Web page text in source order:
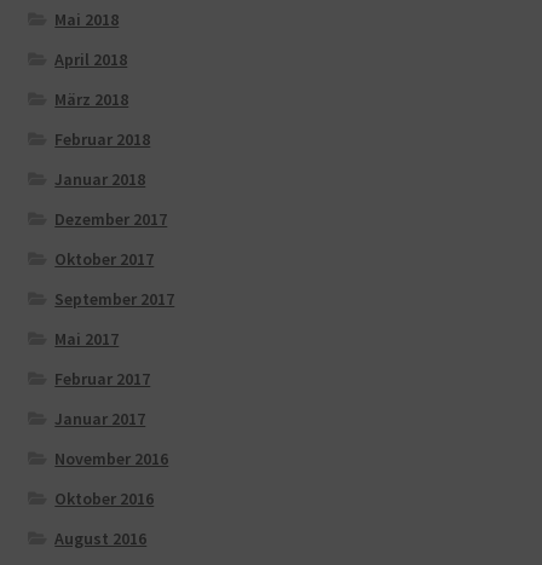
Mai 2018
April 2018
März 2018
Februar 2018
Januar 2018
Dezember 2017
Oktober 2017
September 2017
Mai 2017
Februar 2017
Januar 2017
November 2016
Oktober 2016
August 2016